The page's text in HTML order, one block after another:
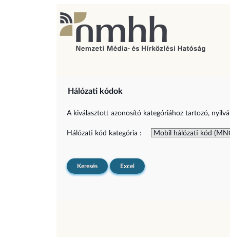
Hálózati kódok
A kiválasztott azonosító kategóriához tartozó,
Hálózati kód kategória :
Keresés Excel